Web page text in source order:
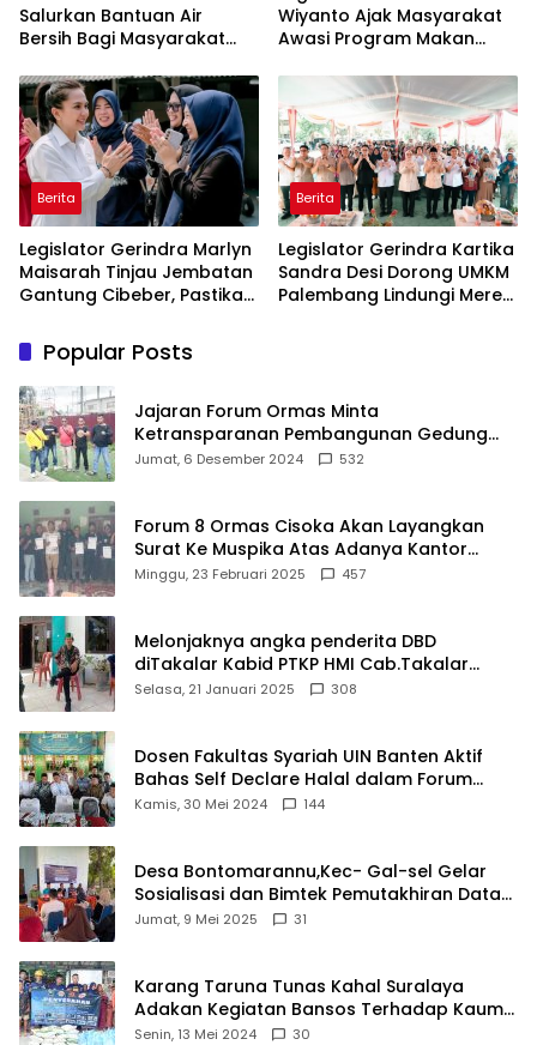
Salurkan Bantuan Air
Bersih Bagi Masyarakat
Di Maros
Wiyanto Ajak Masyarakat
Awasi Program Makan
Sasaran
Berita
Legislator Gerindra Marlyn
Maisarah Tinjau Jembatan
Gantung Cibeber, Pastikan
Berita
Legislator Gerindra Kartika
Sandra Desi Dorong UMKM
Palembang Lindungi Merek
Popular Posts
Jajaran Forum Ormas Minta
Ketransparanan Pembangunan Gedung
Damkar Di Kecamatan Cisoka
Jumat, 6 Desember 2024 532
Forum 8 Ormas Cisoka Akan Layangkan
Surat Ke Muspika Atas Adanya Kantor
Matel di Cisoka
Minggu, 23 Februari 2025 457
Melonjaknya angka penderita DBD
diTakalar Kabid PTKP HMI Cab.Takalar
angkat bicara
Selasa, 21 Januari 2025 308
Dosen Fakultas Syariah UIN Banten Aktif
Bahas Self Declare Halal dalam Forum
Ijtima Ulama MUI
Kamis, 30 Mei 2024 144
Desa Bontomarannu,Kec- Gal-sel Gelar
Sosialisasi dan Bimtek Pemutakhiran Data
ID
Jumat, 9 Mei 2025 31
Karang Taruna Tunas Kahal Suralaya
Adakan Kegiatan Bansos Terhadap Kaum
Dhuafa dan Anak Yatim-Piatu
Senin, 13 Mei 2024 30